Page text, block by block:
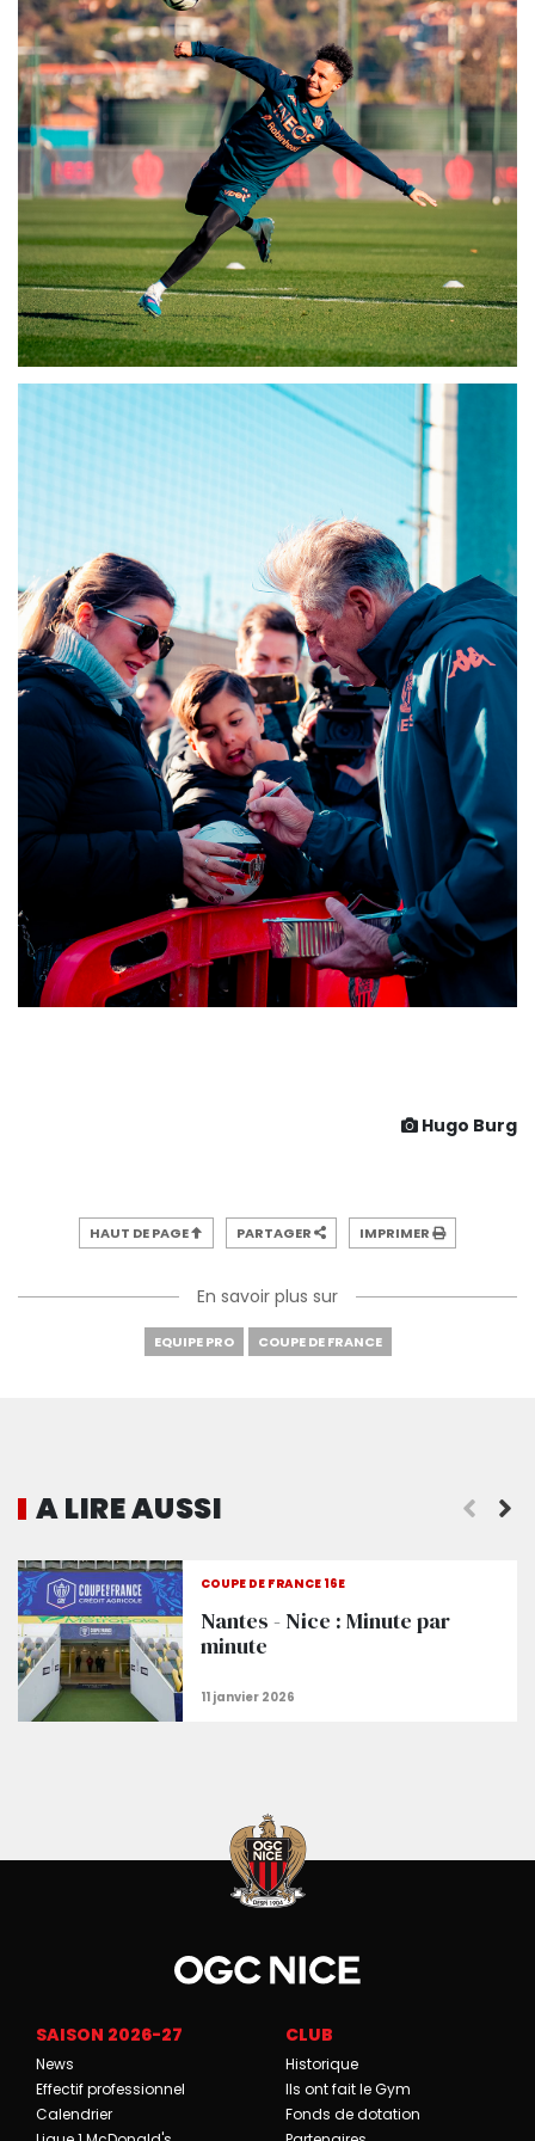
Hugo Burg
HAUT DE PAGE PARTAGER IMPRIMER
En savoir plus sur
EQUIPE PRO COUPE DE FRANCE
A LIRE AUSSI
COUPE DE FRANCE 16E
Nantes - Nice : Minute par
minute
L’entraînement de vendredi ouvert au public
SAISON 2026-27
News
Effectif professionnel
Calendrier
CLUB
Historique
Ils ont fait le Gym
Fonds de dotation